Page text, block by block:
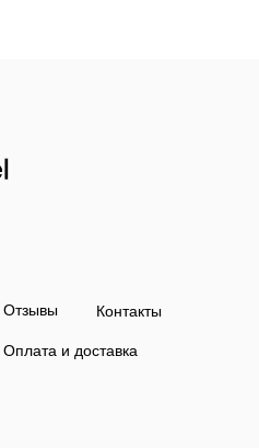
Контакты
Отзывы
Оплата и доставка